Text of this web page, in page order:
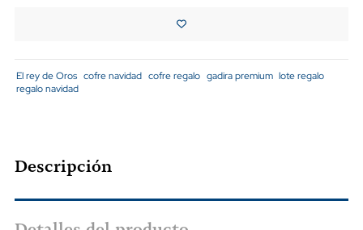
El rey de Oros cofre navidad cofre regalo gadira premium lote regalo
regalo navidad
Descripción